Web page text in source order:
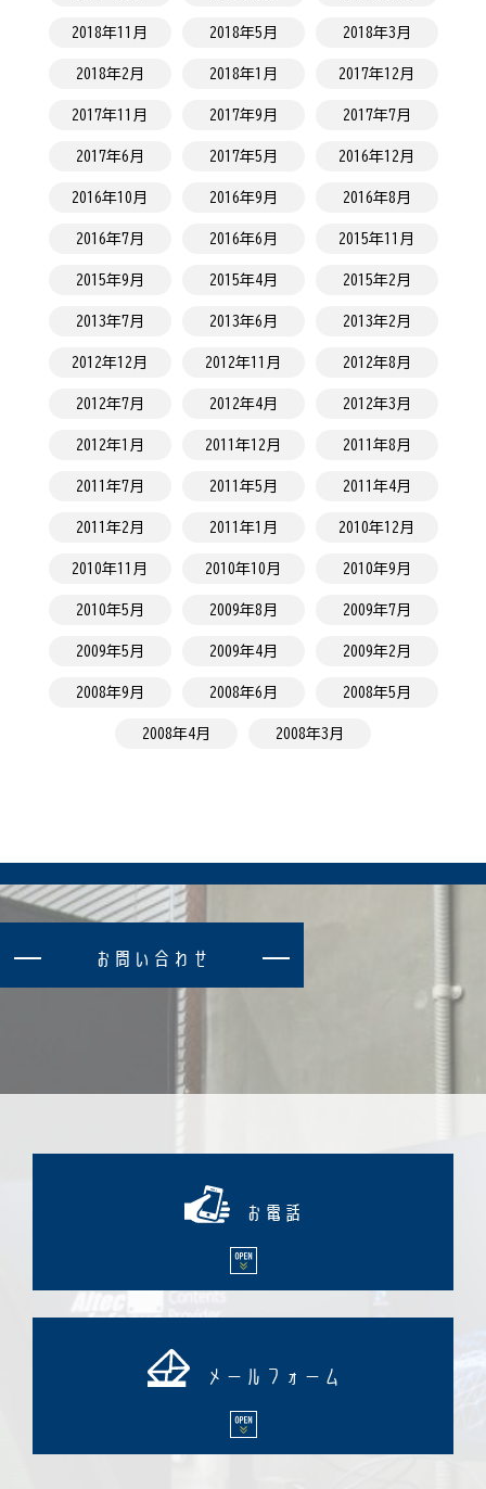
2018年11月 2018年5月 2018年3月
2018年2月 2018年1月 2017年12月
2017年11月 2017年9月 2017年7月
2017年6月 2017年5月 2016年12月
2016年10月 2016年9月 2016年8月
2016年7月 2016年6月 2015年11月
2015年9月 2015年4月 2015年2月
2013年7月 2013年6月 2013年2月
2012年12月 2012年11月 2012年8月
2012年7月 2012年4月 2012年3月
2012年1月 2011年12月 2011年8月
2011年7月 2011年5月 2011年4月
2011年2月 2011年1月 2010年12月
2010年11月 2010年10月 2010年9月
2010年5月 2009年8月 2009年7月
2009年5月 2009年4月 2009年2月
2008年9月 2008年6月 2008年5月
2008年4月 2008年3月
お 問 い 合 わ せ
お電話
メールフォーム